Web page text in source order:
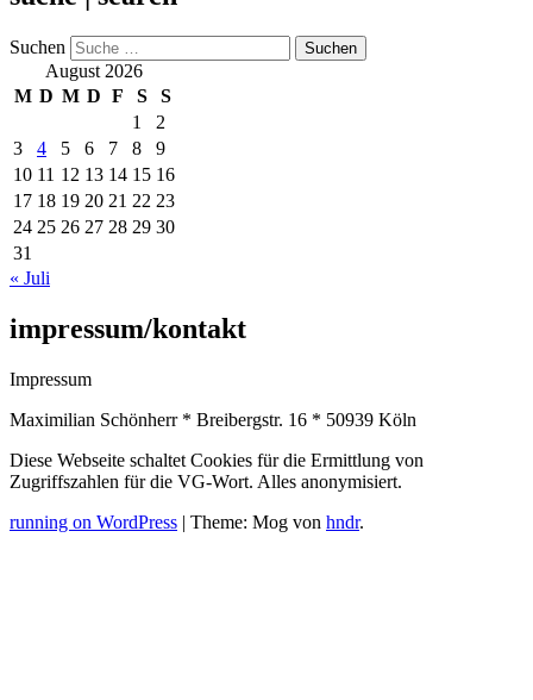
Suchen
August 2026
M D M D F S
S
1
2
3
4 5 6 7 8
9
10 11 12 13 14 15 16
17 18 19 20 21 22 23
24 25 26 27 28 29 30
31
« Juli
impressum/kontakt
Impressum
Maximilian Schönherr * Breibergstr. 16 * 50939 Köln
Diese Webseite schaltet Cookies für die Ermittlung von
Zugriffszahlen für die VG-Wort. Alles anonymisiert.
running on WordPress | Theme: Mog von hndr.